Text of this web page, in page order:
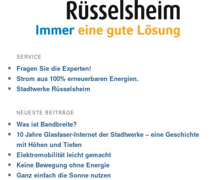
SERVICE
Fragen Sie die Experten!
Strom aus 100% erneuerbaren Energien.
Stadtwerke Rüsselsheim
NEUESTE BEITRÄGE
Was ist Bandbreite?
10 Jahre Glasfaser-Internet der Stadtwerke – eine Geschichte
mit Höhen und Tiefen
Elektromobilität leicht gemacht
Keine Bewegung ohne Energie
Ganz einfach die Sonne nutzen